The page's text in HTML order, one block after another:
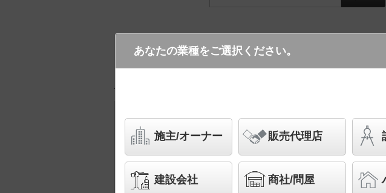
NNQ35779K LD9
舞台演出
源遮光角40
灯FHT57形
◆受注品
◆別途見積
あなたの業種をご選択ください。
施主/オーナー 販売代理店
建設会社 商社/問屋